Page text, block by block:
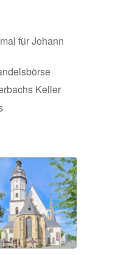
für Johann
Keller